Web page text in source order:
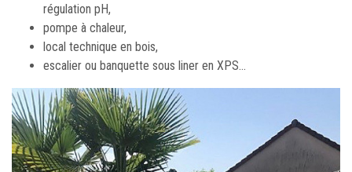
régulation pH,
pompe à chaleur,
local technique en bois,
escalier ou banquette sous liner en XPS...